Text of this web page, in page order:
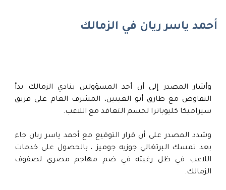
أحمد ياسر ريان في الزمالك
وأشار المصدر إلى أن أحد المسؤولين بنادي الزمالك بدأ
التفاوض مع طارق أبو العينين، المشرف العام على فريق
سيراميكا كليوباترا لحسم التعاقد مع اللاعب.
وشدد المصدر على أن قرار التوقيع مع أحمد ياسر ريان جاء
بعد تمسك البرتغالي جوزيه جوميز ، بالحصول على خدمات
اللاعب في ظل رغبته في ضم مهاجم مصري لصفوف
الزمالك.